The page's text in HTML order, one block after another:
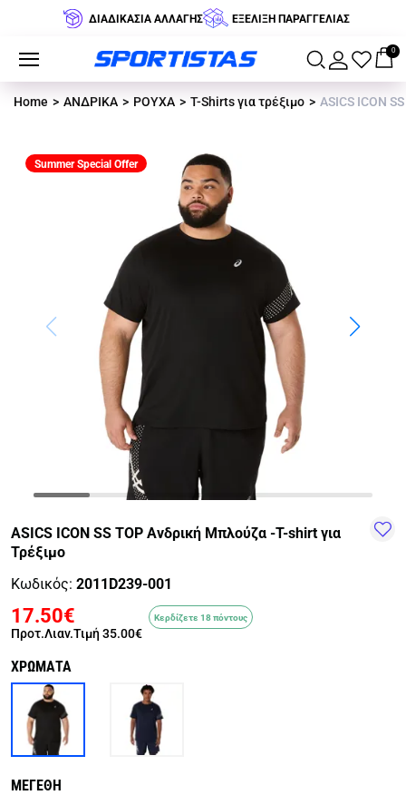
ΔΙΑΔΙΚΑΣΙΑ ΑΛΛΑΓΗΣ ΕΞΕΛΙΞΗ ΠΑΡΑΓΓΕΛΙΑΣ
0
WALKINGTRAINING- WATER
Home ΑΝΔΡΙΚΑ ΡΟΥΧΑ T-Shirts για τρέξιμο ASICS ICON
Summer Special Offer
ASICS ICON SS TOP Ανδρική Μπλούζα -T-shirt για
Τρέξιμο
Κωδικός: 2011D239-001
17.50€
Προτ.Λιαν.Τιμή 35.00€
Κερδίζετε 18 πόντους
ΧΡΩΜΑΤΑ
ΜΕΓΕΘΗ